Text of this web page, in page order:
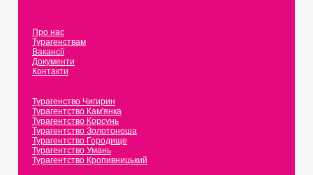
Про нас
Турагенствам
Вакансії
Документи
Контакти
Турагенство Чигирин
Турагентство Кам'янка
Турагентство Корсунь
Турагентство Золотоноша
Турагентство Городище
Турагентство Умань
Турагентство Кропивницький